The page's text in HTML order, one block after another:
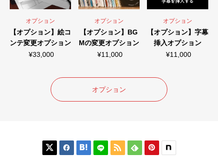
オプション
【オプション】絵コ
ンテ変更オプション
¥33,000
オプション
【オプション】BG
Mの変更オプション
¥11,000
オプション
【オプション】字幕
挿入オプション
¥11,000
オプション
     